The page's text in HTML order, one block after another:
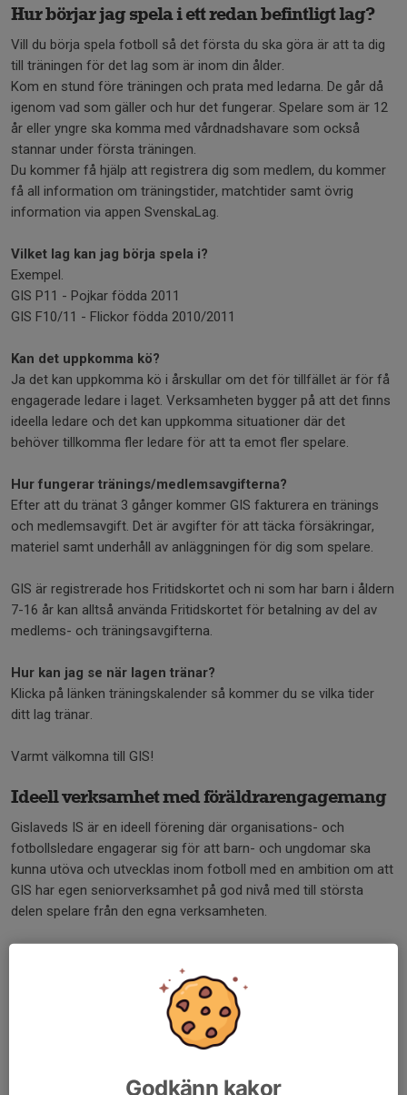
Hur börjar jag spela i ett redan befintligt lag?
Vill du börja spela fotboll så det första du ska göra är att ta dig
till träningen för det lag som är inom din ålder.
Kom en stund före träningen och prata med ledarna. De går då
igenom vad som gäller och hur det fungerar. Spelare som är 12
år eller yngre ska komma med vårdnadshavare som också
stannar under första träningen.
Du kommer få hjälp att registrera dig som medlem, du kommer
få all information om träningstider, matchtider samt övrig
information via appen SvenskaLag.
Vilket lag kan jag börja spela i?
Exempel.
GIS P11 - Pojkar födda 2011
GIS F10/11 - Flickor födda 2010/2011
Kan det uppkomma kö?
Ja det kan uppkomma kö i årskullar om det för tillfället är för få
engagerade ledare i laget. Verksamheten bygger på att det finns
ideella ledare och det kan uppkomma situationer där det
behöver tillkomma fler ledare för att ta emot fler spelare.
Hur fungerar tränings/medlemsavgifterna?
Efter att du tränat 3 gånger kommer GIS fakturera en tränings
och medlemsavgift. Det är avgifter för att täcka försäkringar,
materiel samt underhåll av anläggningen för dig som spelare.
GIS är registrerade hos Fritidskortet och ni som har barn i åldern
7-16 år kan alltså använda Fritidskortet för betalning av del av
medlems- och träningsavgifterna.
Hur kan jag se när lagen tränar?
Klicka på länken träningskalender så kommer du se vilka tider
ditt lag tränar.
Varmt välkomna till GIS!
Ideell verksamhet med föräldrarengagemang
Gislaveds IS är en ideell förening där organisations- och
fotbollsledare engagerar sig för att barn- och ungdomar ska
kunna utöva och utvecklas inom fotboll med en ambition om att
GIS har egen seniorverksamhet på god nivå med till största
delen spelare från den egna verksamheten.
värdeord som verksamheten ska bedrivas utifrån är Gemenskap
- engagegemang - kvalitet och utveckling.
Våra ledare erbjuds förbundets ledarutbildning, tillgång till
med förbundets riktlinjer kring belastningsregister.
Godkänn kakor